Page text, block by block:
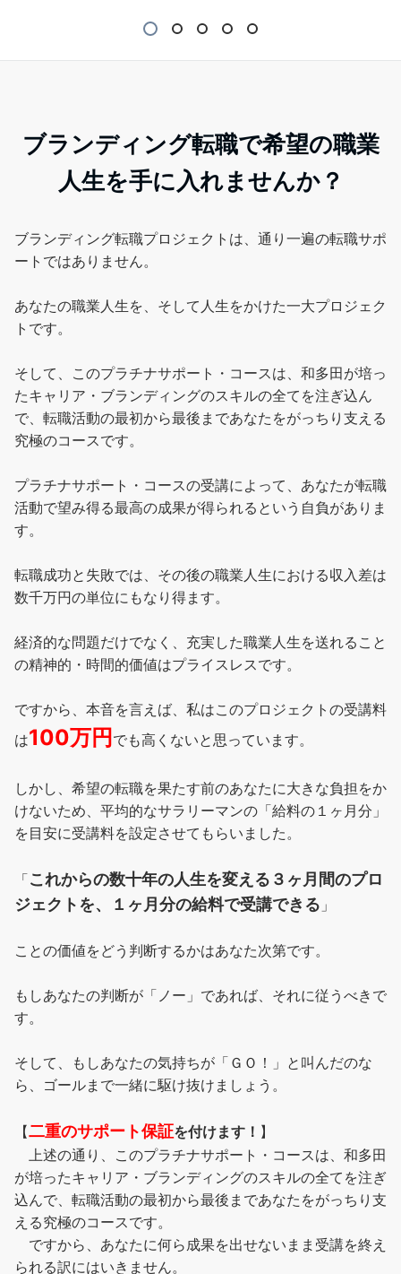
1 2 3 4 5
ブランディング転職で希望の職業
人生を手に入れませんか？
ブランディング転職プロジェクトは、通り一遍の転職サポ
ートではありません。
あなたの職業人生を、そして人生をかけた一大プロジェク
トです。
そして、このプラチナサポート・コースは、和多田が培っ
たキャリア・ブランディングのスキルの全てを注ぎ込ん
で、転職活動の最初から最後まであなたをがっちり支える
究極のコースです。
プラチナサポート・コースの受講によって、あなたが転職
活動で望み得る最高の成果が得られるという自負がありま
す。
転職成功と失敗では、その後の職業人生における収入差は
数千万円の単位にもなり得ます。
経済的な問題だけでなく、充実した職業人生を送れること
の精神的・時間的価値はプライスレスです。
ですから、本音を言えば、私はこのプロジェクトの受講料
は100万円 でも高くないと思っています。
しかし、希望の転職を果たす前のあなたに大きな負担をか
けないため、平均的なサラリーマンの「給料の１ヶ月分」
を目安に受講料を設定させてもらいました。
「これからの数十年の人生を変える３ヶ月間のプロ
ジェクトを、１ヶ月分の給料で受講できる 」
ことの価値をどう判断するかはあなた次第です。
もしあなたの判断が「ノー」であれば、それに従うべきで
す。
そして、もしあなたの気持ちが「ＧＯ！」と叫んだのな
ら、ゴールまで一緒に駆け抜けましょう。
【二重のサポート保証を付けます！ 】
上述の通り、このプラチナサポート・コースは、和多田
が培ったキャリア・ブランディングのスキルの全てを注ぎ
込んで、転職活動の最初から最後まであなたをがっちり支
える究極のコースです。
ですから、あなたに何ら成果を出せないまま受講を終え
られる訳にはいきません。